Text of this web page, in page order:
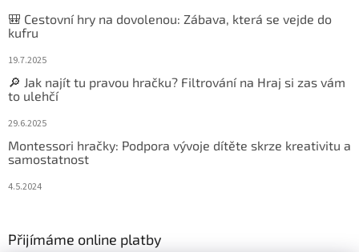
🎒 Cestovní hry na dovolenou: Zábava, která se vejde do
kufru
19.7.2025
🔎 Jak najít tu pravou hračku? Filtrování na Hraj si zas vám
to ulehčí
29.6.2025
Montessori hračky: Podpora vývoje dítěte skrze kreativitu a
samostatnost
4.5.2024
Přijímáme online platby